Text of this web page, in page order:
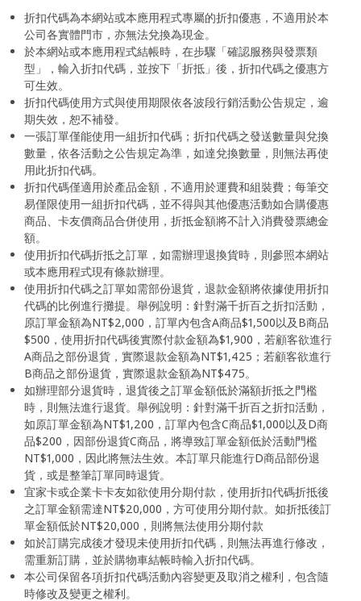
折扣代碼為本網站或本應用程式專屬的折扣優惠，不適用於本
公司各實體門市，亦無法兌換為現金。
於本網站或本應用程式結帳時，在步驟「確認服務與發票類
型」，輸入折扣代碼，並按下「折抵」後，折扣代碼之優惠方
可生效。
折扣代碼使用方式與使用期限依各波段行銷活動公告規定，逾
期失效，恕不補發。
一張訂單僅能使用一組折扣代碼；折扣代碼之發送數量與兌換
數量，依各活動之公告規定為準，如達兌換數量，則無法再使
用此折扣代碼。
折扣代碼僅適用於產品金額，不適用於運費和組裝費；每筆交
易僅限使用一組折扣代碼，並不得與其他優惠活動如合購優惠
商品、卡友價商品合併使用，折抵金額將不計入消費發票總金
額。
使用折扣代碼折抵之訂單，如需辦理退換貨時，則參照本網站
或本應用程式現有條款辦理。
使用折扣代碼之訂單如需部份退貨，退款金額將依據使用折扣
代碼的比例進行攤提。舉例說明：針對滿千折百之折扣活動，
原訂單金額為NT$2,000，訂單內包含A商品$1,500以及B商品
$500，使用折扣代碼後實際付款金額為$1,900，若顧客欲進行
A商品之部份退貨，實際退款金額為NT$1,425；若顧客欲進行
B商品之部份退貨，實際退款金額為NT$475。
如辦理部分退貨時，退貨後之訂單金額低於滿額折抵之門檻
時，則無法進行退貨。舉例說明：針對滿千折百之折扣活動，
如原訂單金額為NT$1,200，訂單內包含C商品$1,000以及D商
品$200，因部份退貨C商品，將導致訂單金額低於活動門檻
NT$1,000，因此將無法生效。本訂單只能進行D商品部份退
貨，或是整筆訂單同時退貨。
宜家卡或企業卡卡友如欲使用分期付款，使用折扣代碼折抵後
之訂單金額需達NT$20,000，方可使用分期付款。如折抵後訂
單金額低於NT$20,000，則將無法使用分期付款
如於訂購完成後才發現未使用折扣代碼，則無法再進行修改，
需重新訂購，並於購物車結帳時輸入折扣代碼。
本公司保留各項折扣代碼活動內容變更及取消之權利，包含隨
時修改及變更之權利。